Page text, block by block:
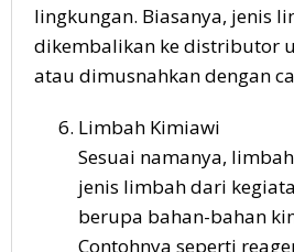
lingkungan. Biasanya, jenis
dikembalikan ke distributor
atau dimusnahkan dengan
Limbah Kimiawi
Sesuai namanya,
jenis limbah dari
berupa bahan-bahan
Contohnya seperti